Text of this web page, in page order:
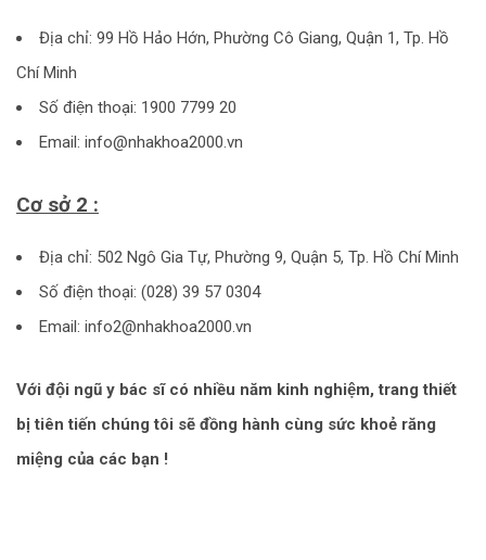
Địa chỉ: 99 Hồ Hảo Hớn, Phường Cô Giang, Quận 1, Tp. Hồ
Chí Minh
Số điện thoại: 1900 7799 20
Email: info@nhakhoa2000.vn
Cơ sở 2 :
Địa chỉ: 502 Ngô Gia Tự, Phường 9, Quận 5, Tp. Hồ Chí Minh
Số điện thoại: (028) 39 57 0304
Email: info2@nhakhoa2000.vn
Với đội ngũ y bác sĩ có nhiều năm kinh nghiệm, trang thiết
bị tiên tiến chúng tôi sẽ đồng hành cùng sức khoẻ răng
miệng của các bạn !